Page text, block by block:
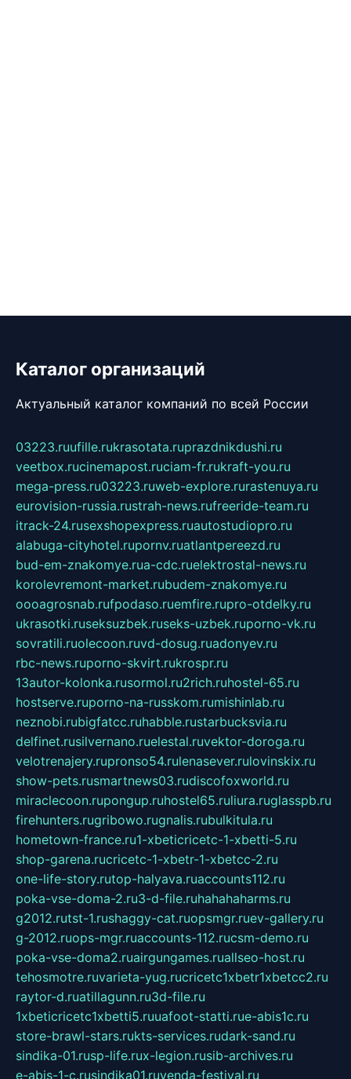
Каталог организаций
Актуальный каталог компаний по всей России
03223.ruufille.rukrasotata.ruprazdnikdushi.ru
veetbox.rucinemapost.ruciam-fr.rukraft-you.ru
mega-press.ru03223.ruweb-explore.rurastenuya.ru
eurovision-russia.rustrah-news.rufreeride-team.ru
itrack-24.rusexshopexpress.ruautostudiopro.ru
alabuga-cityhotel.rupornv.ruatlantpereezd.ru
bud-em-znakomye.rua-cdc.ruelektrostal-news.ru
korolevremont-market.rubudem-znakomye.ru
oooagrosnab.rufpodaso.ruemfire.rupro-otdelky.ru
ukrasotki.ruseksuzbek.ruseks-uzbek.ruporno-vk.ru
sovratili.ruolecoon.ruvd-dosug.ruadonyev.ru
rbc-news.ruporno-skvirt.rukrospr.ru
13autor-kolonka.rusormol.ru2rich.ruhostel-65.ru
hostserve.ruporno-na-russkom.rumishinlab.ru
neznobi.rubigfatcc.ruhabble.rustarbucksvia.ru
delfinet.rusilvernano.ruelestal.ruvektor-doroga.ru
velotrenajery.rupronso54.rulenasever.rulovinskix.ru
show-pets.rusmartnews03.rudiscofoxworld.ru
miraclecoon.rupongup.ruhostel65.ruliura.ruglasspb.ru
firehunters.rugribowo.rugnalis.rubulkitula.ru
hometown-france.ru1-xbeticricetc-1-xbetti-5.ru
shop-garena.rucricetc-1-xbetr-1-xbetcc-2.ru
one-life-story.rutop-halyava.ruaccounts112.ru
poka-vse-doma-2.ru3-d-file.ruhahahaharms.ru
g2012.rutst-1.rushaggy-cat.ruopsmgr.ruev-gallery.ru
g-2012.ruops-mgr.ruaccounts-112.rucsm-demo.ru
poka-vse-doma2.ruairgungames.ruallseo-host.ru
tehosmotre.ruvarieta-yug.rucricetc1xbetr1xbetcc2.ru
raytor-d.ruatillagunn.ru3d-file.ru
1xbeticricetc1xbetti5.ruuafoot-statti.rue-abis1c.ru
store-brawl-stars.rukts-services.rudark-sand.ru
sindika-01.rusp-life.rux-legion.rusib-archives.ru
e-abis-1-c.rusindika01.ruvenda-festival.ru